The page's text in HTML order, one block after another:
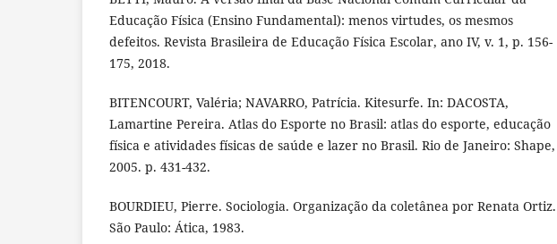
Educação Física (Ensino Fundamental): menos virtudes, os mesmos
defeitos. Revista Brasileira de Educação Física Escolar, ano IV, v. 1, p. 156-
175, 2018.
BITENCOURT, Valéria; NAVARRO, Patrícia. Kitesurfe. In: DACOSTA,
Lamartine Pereira. Atlas do Esporte no Brasil: atlas do esporte, educação
física e atividades físicas de saúde e lazer no Brasil. Rio de Janeiro: Shape,
2005. p. 431-432.
BOURDIEU, Pierre. Sociologia. Organização da coletânea por Renata Ortiz.
São Paulo: Ática, 1983.